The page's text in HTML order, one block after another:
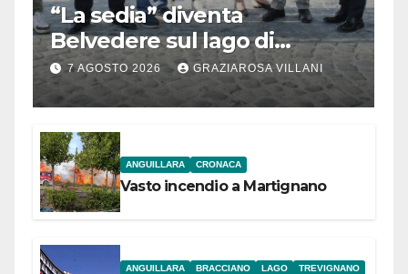
“La sedia” diventa
Belvedere sul lago di
Bracciano: ieri
l’inaugurazione
7 AGOSTO 2026 GRAZIAROSA VILLANI
ANGUILLARA CRONACA
Vasto incendio a Martignano
ANGUILLARA BRACCIANO LAGO TREVIGNANO